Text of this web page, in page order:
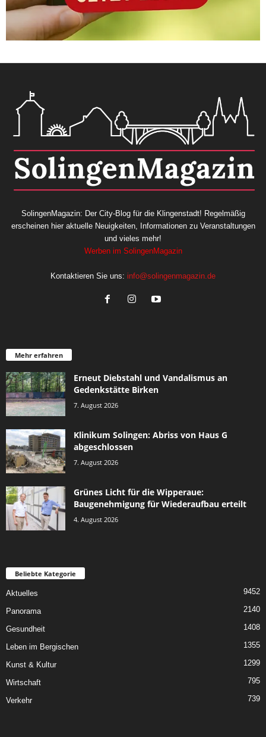
SolingenMagazin: Der City-Blog für die Klingenstadt! Regelmäßig
erscheinen hier aktuelle Neuigkeiten, Informationen zu Veranstaltungen
und vieles mehr!
Werben im SolingenMagazin
Kontaktieren Sie uns: info@solingenmagazin.de
Mehr erfahren
Erneut Diebstahl und Vandalismus an
Gedenkstätte Birken
7. August 2026
Klinikum Solingen: Abriss von Haus G
abgeschlossen
7. August 2026
Grünes Licht für die Wipperaue:
Baugenehmigung für Wiederaufbau erteilt
4. August 2026
Beliebte Kategorie
Aktuelles 9452
Panorama 2140
Gesundheit 1408
Leben im Bergischen 1355
Kunst & Kultur 1299
Wirtschaft 795
Verkehr 739